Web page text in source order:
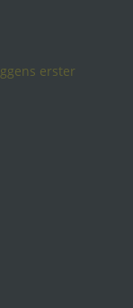
erster